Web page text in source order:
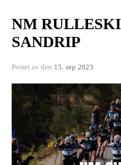
NM
SANDRIP
Postet av den 15. sep 2023